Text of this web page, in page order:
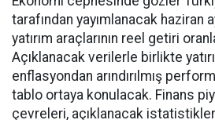
tarafından yayımlanacak haziran
yatırım araçlarının reel getiri
Açıklanacak verilerle birlikte
enflasyondan arındırılmış
tablo ortaya konulacak. Finans
çevreleri, açıklanacak